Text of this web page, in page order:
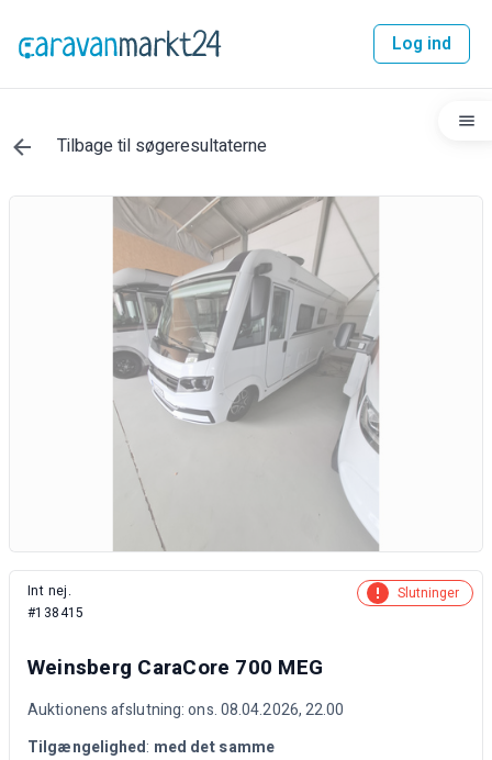
Log ind
Tilbage til søgeresultaterne
Int nej.
#138415
Slutninger
Weinsberg CaraCore 700 MEG
Auktionens afslutning: ons. 08.04.2026, 22.00
Tilgængelighed: med det samme